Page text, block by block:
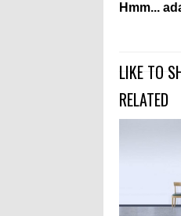
Hmm...
LIKE TO
RELATED